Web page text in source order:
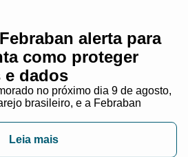
alerta para
como proteger
e dados
no próximo dia 9 de agosto,
brasileiro, e a Febraban
Leia mais